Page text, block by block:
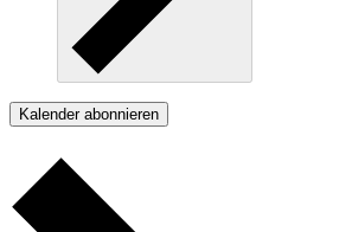
Kalender abonnieren